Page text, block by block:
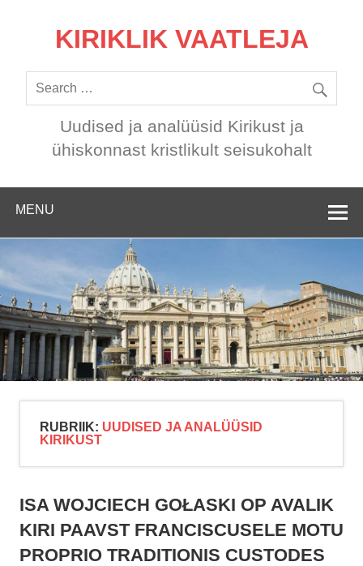
KIRIKLIK VAATLEJA
Uudised ja analüüsid Kirikust ja
ühiskonnast kristlikult seisukohalt
MENU
RUBRIIK: UUDISED JA ANALÜÜSID
KIRIKUST
ISA WOJCIECH GOŁASKI OP AVALIK
KIRI PAAVST FRANCISCUSELE MOTU
PROPRIO TRADITIONIS CUSTODES